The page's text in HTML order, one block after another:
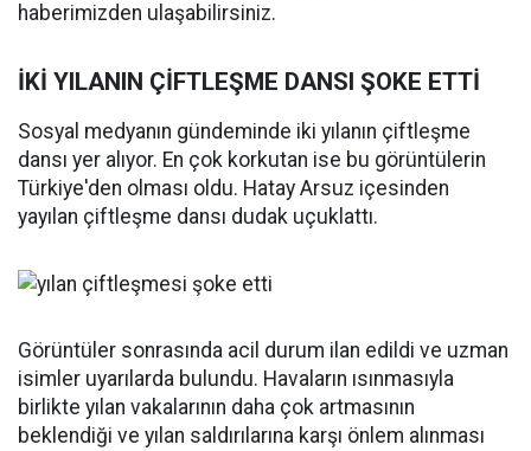
haberimizden ulaşabilirsiniz.
İKİ YILANIN ÇİFTLEŞME DANSI ŞOKE ETTİ
Sosyal medyanın gündeminde iki yılanın çiftleşme
dansı yer alıyor. En çok korkutan ise bu görüntülerin
Türkiye'den olması oldu. Hatay Arsuz içesinden
yayılan çiftleşme dansı dudak uçuklattı.
Görüntüler sonrasında acil durum ilan edildi ve uzman
isimler uyarılarda bulundu. Havaların ısınmasıyla
birlikte yılan vakalarının daha çok artmasının
beklendiği ve yılan saldırılarına karşı önlem alınması